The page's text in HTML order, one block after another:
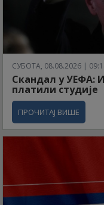
СУБОТА, 08.08.2026 |
Скандал у УЕФА:
платили студије
ПРОЧИТАЈ ВИШЕ